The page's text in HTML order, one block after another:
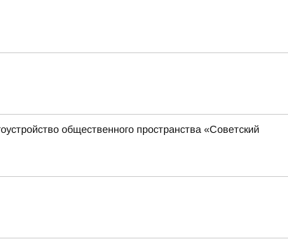
общественного пространства «Советский